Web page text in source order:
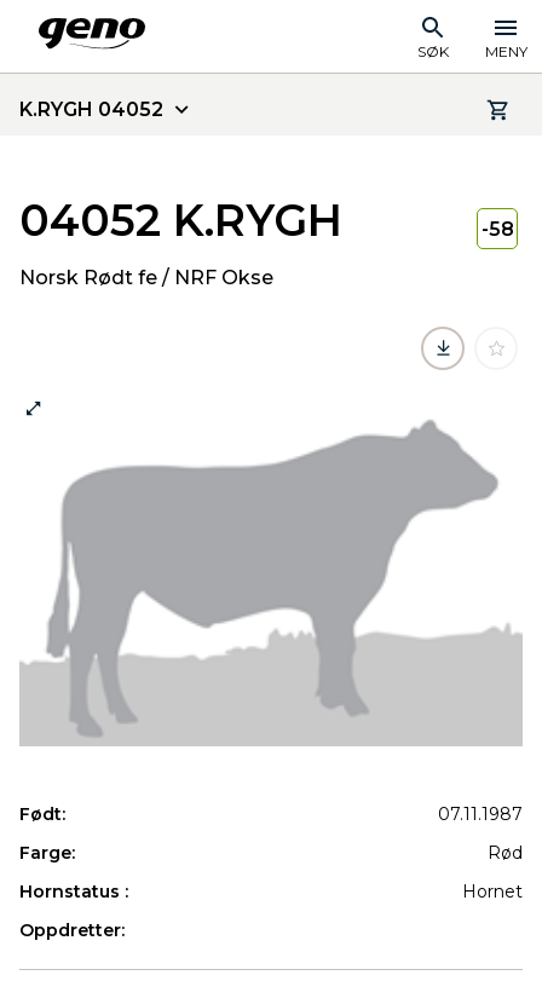
SØK MENY
K.RYGH 04052
04052 K.RYGH
Norsk Rødt fe / NRF Okse
-58
Født:
07.11.1987
Farge:
Rød
Hornstatus :
Hornet
Oppdretter: